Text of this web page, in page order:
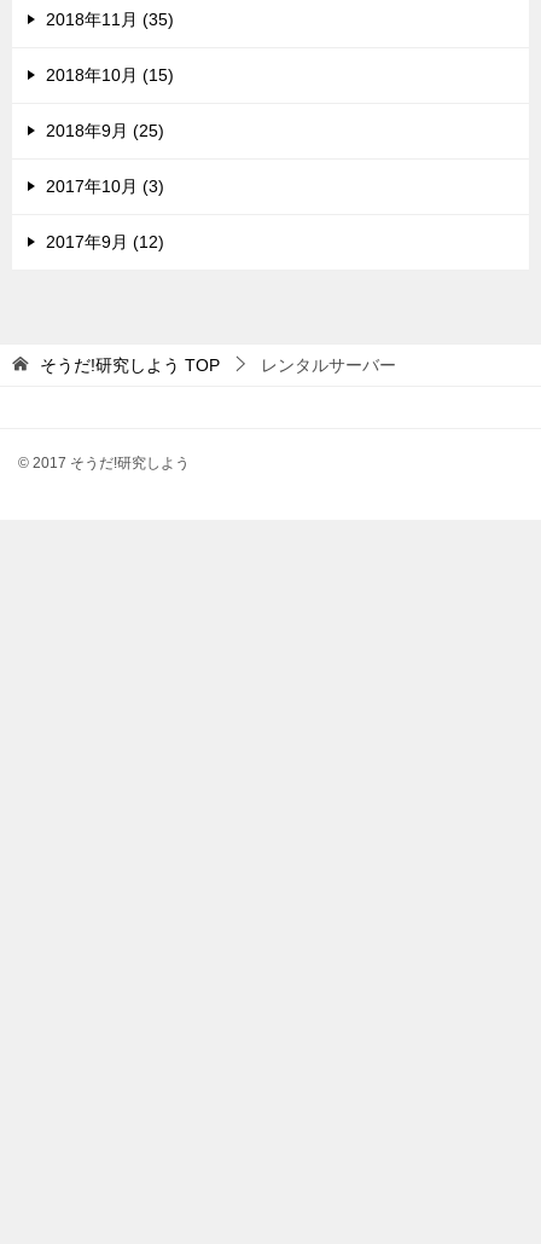
2018年11月 (35)
2018年10月 (15)
2018年9月 (25)
2017年10月 (3)
2017年9月 (12)
そうだ!研究しよう TOP レンタルサーバー
© 2017 そうだ!研究しよう